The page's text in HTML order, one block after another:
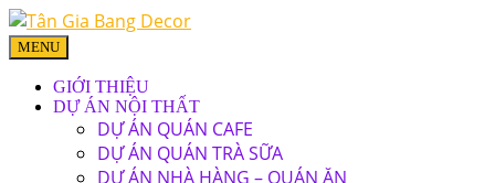
MENU
GIỚI THIỆU
DỰ ÁN NỘI THẤT
DỰ ÁN QUÁN CAFE
DỰ ÁN QUÁN TRÀ SỮA
DỰ ÁN NHÀ HÀNG – QUÁN ĂN